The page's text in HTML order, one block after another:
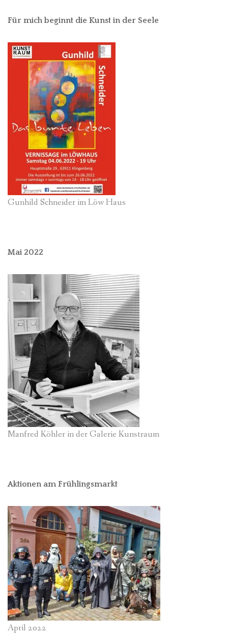
Für mich beginnt die Kunst in der Seele
Gunhild Schneider im Löw Haus
Mai 2022
Manfred Köhler in der Galerie Kunstraum
Aktionen am Frühlingsmarkt
April 2022